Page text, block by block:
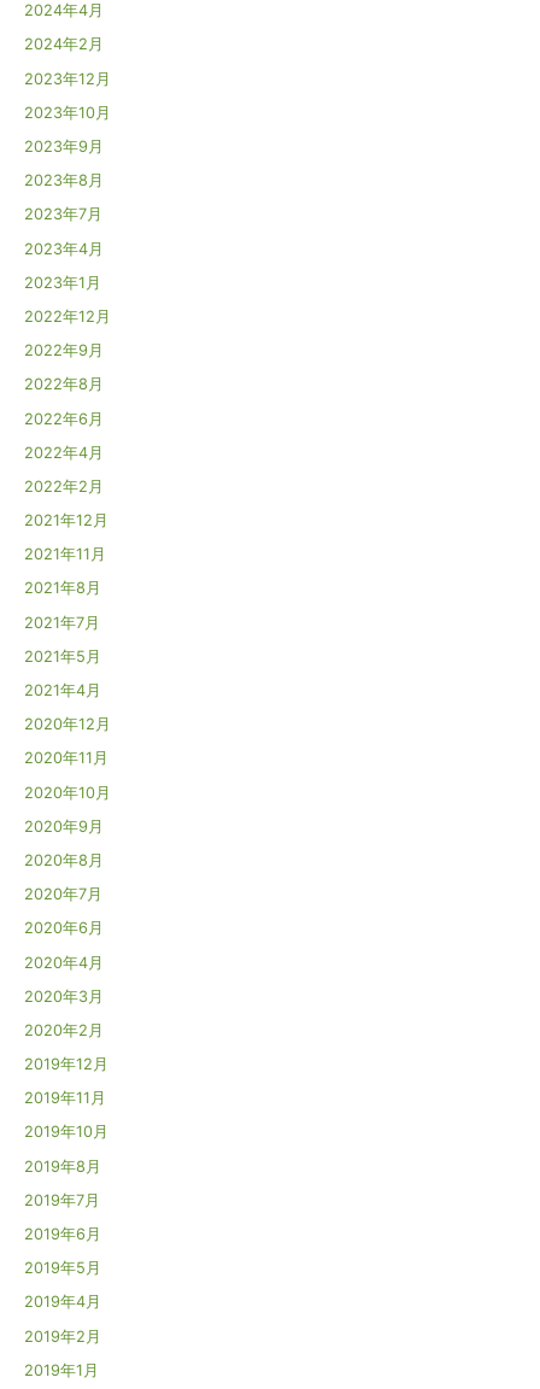
2024年4月
2024年2月
2023年12月
2023年10月
2023年9月
2023年8月
2023年7月
2023年4月
2023年1月
2022年12月
2022年9月
2022年8月
2022年6月
2022年4月
2022年2月
2021年12月
2021年11月
2021年8月
2021年7月
2021年5月
2021年4月
2020年12月
2020年11月
2020年10月
2020年9月
2020年8月
2020年7月
2020年6月
2020年4月
2020年3月
2020年2月
2019年12月
2019年11月
2019年10月
2019年8月
2019年7月
2019年6月
2019年5月
2019年4月
2019年2月
2019年1月